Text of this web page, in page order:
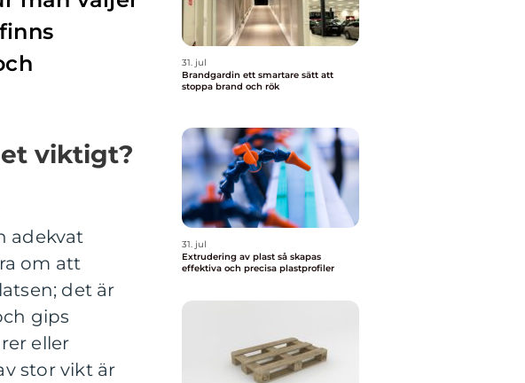
viktigt?
adekvat
om att
det är
gips
eller
stor vikt är
31. jul
Brandgardin ett smartare sätt att
stoppa brand och rök
31. jul
Extrudering av plast så skapas
effektiva och precisa plastprofiler